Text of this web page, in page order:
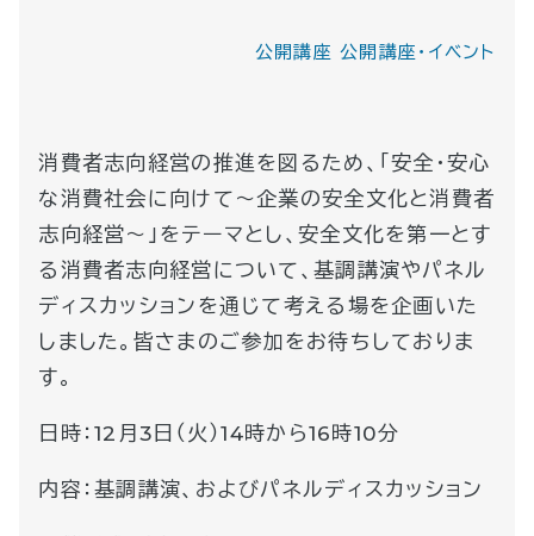
公開講座 公開講座・イベント
消費者志向経営の推進を図るため、「安全・安心
な消費社会に向けて～企業の安全文化と消費者
志向経営～」をテーマとし、安全文化を第一とす
る消費者志向経営について、基調講演やパネル
ディスカッションを通じて考える場を企画いた
しました。皆さまのご参加をお待ちしておりま
す。
日時：12月3日（火）14時から16時10分
内容：基調講演、およびパネルディスカッション